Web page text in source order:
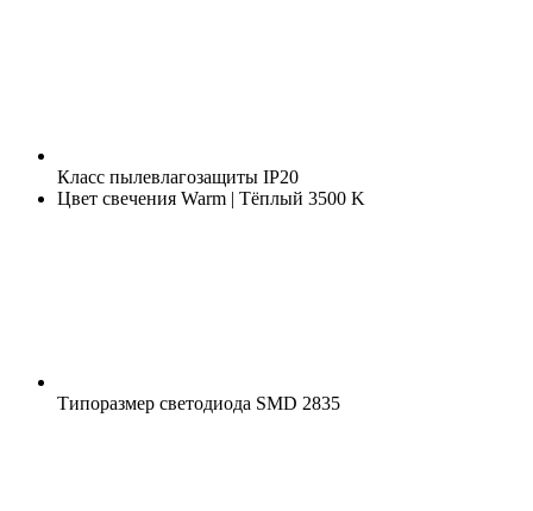
Класс пылевлагозащиты IP20
Цвет свечения Warm | Тёплый 3500 K
Типоразмер светодиода SMD 2835